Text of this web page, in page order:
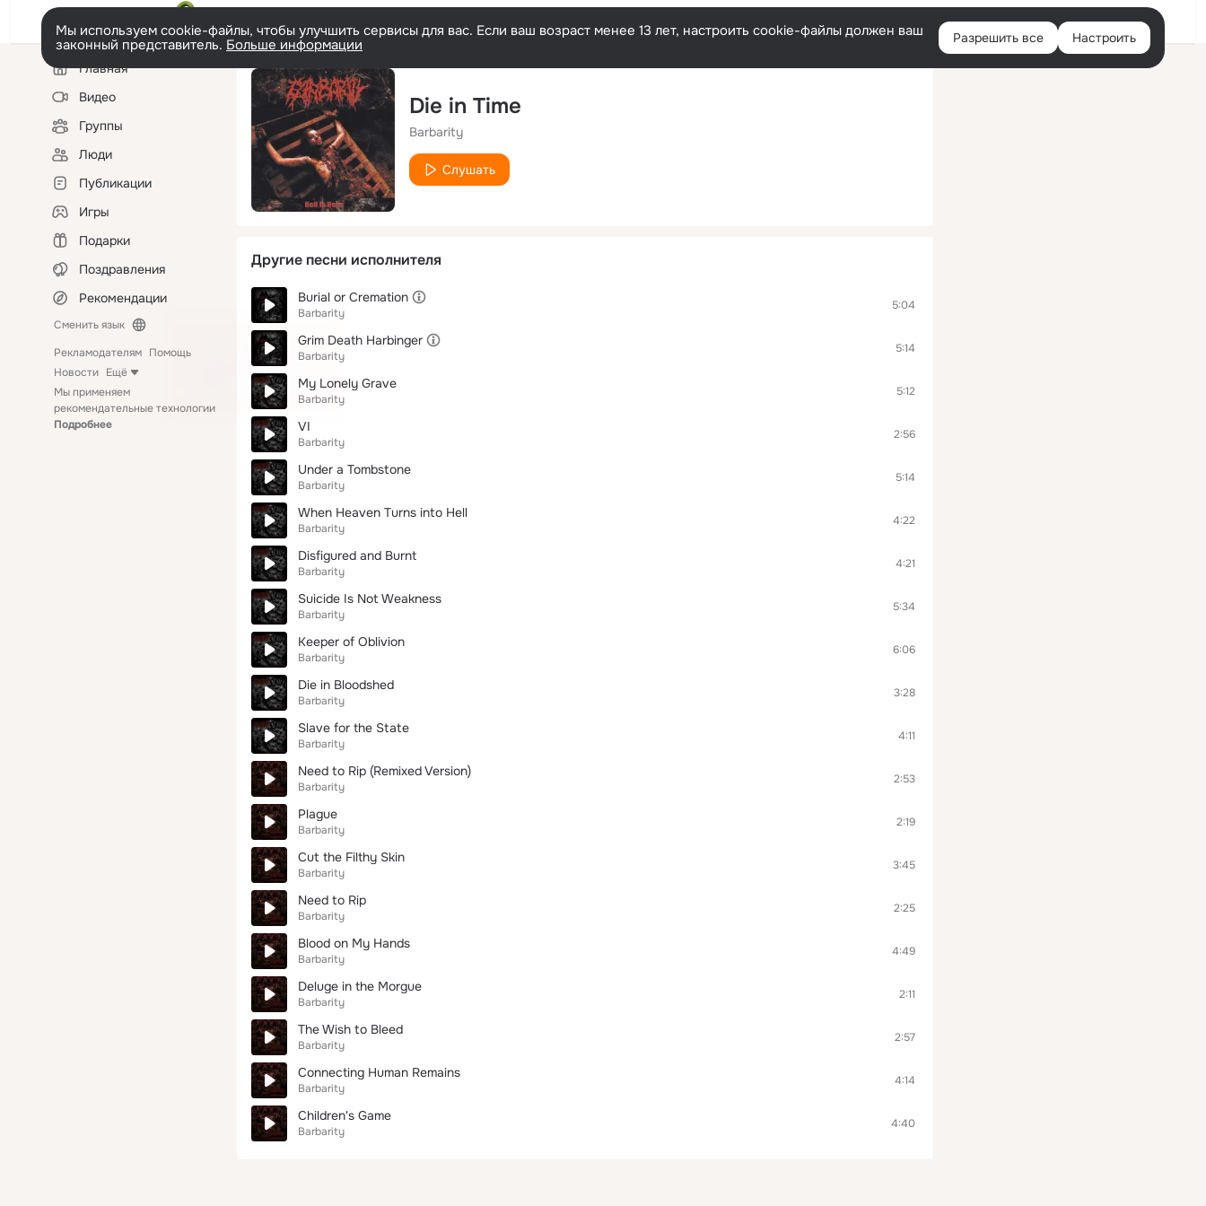
Войти
Мы используем cookie-файлы, чтобы улучшить сервисы для вас. Если ваш возраст менее 13 лет, настроить cookie-файлы должен ваш
законный представитель. Больше информации Разрешить все Настроить
Левая
колонкаГлавная
Видео
Группы
Люди
Публикации
Игры
Подарки
Поздравления
Рекомендации
Сменить язык
Рекламодателям Помощь
Новости Ещё
Мы применяем
рекомендательные технологии
Подробнее
Die in Time
Barbarity
Слушать
Другие песни исполнителя
Burial or Cremation
Barbarity
5:04
Grim Death Harbinger
Barbarity
5:14
My Lonely Grave
Barbarity
5:12
VI
Barbarity
2:56
Under a Tombstone
Barbarity
5:14
When Heaven Turns into Hell
Barbarity
4:22
Disfigured and Burnt
Barbarity
4:21
Suicide Is Not Weakness
Barbarity
5:34
Keeper of Oblivion
Barbarity
6:06
Die in Bloodshed
Barbarity
3:28
Slave for the State
Barbarity
4:11
Need to Rip (Remixed Version)
Barbarity
2:53
Plague
Barbarity
2:19
Cut the Filthy Skin
Barbarity
3:45
Need to Rip
Barbarity
2:25
Blood on My Hands
Barbarity
4:49
Deluge in the Morgue
Barbarity
2:11
The Wish to Bleed
Barbarity
2:57
Connecting Human Remains
Barbarity
4:14
Children's Game
Barbarity
4:40